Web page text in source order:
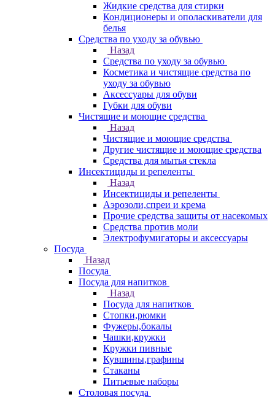
Жидкие средства для стирки
Кондиционеры и ополаскиватели для
белья
Средства по уходу за обувью
Назад
Средства по уходу за обувью
Косметика и чистящие средства по
уходу за обувью
Аксессуары для обуви
Губки для обуви
Чистящие и моющие средства
Назад
Чистящие и моющие средства
Другие чистящие и моющие средства
Средства для мытья стекла
Инсектициды и репеленты
Назад
Инсектициды и репеленты
Аэрозоли,спреи и крема
Прочие средства защиты от насекомых
Средства против моли
Электрофумигаторы и аксессуары
Посуда
Назад
Посуда
Посуда для напитков
Назад
Посуда для напитков
Стопки,рюмки
Фужеры,бокалы
Чашки,кружки
Кружки пивные
Кувшины,графины
Стаканы
Питьевые наборы
Столовая посуда